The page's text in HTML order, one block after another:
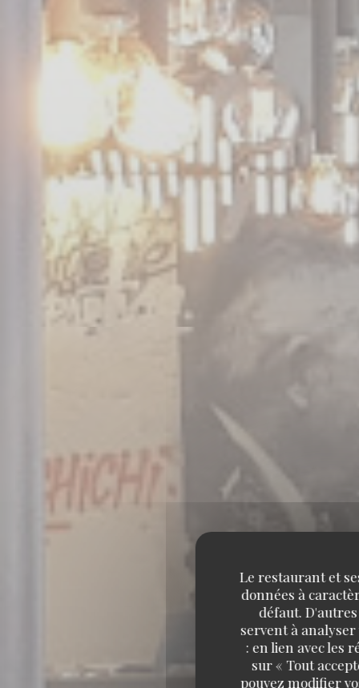
Le restaurant et
données à
défaut.
servent à
: en lien avec les
sur « Tout
pouvez modifier